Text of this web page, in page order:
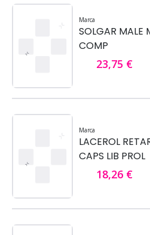
Marca
SOLGAR MALE
COMP
23,75 €
Marca
LACEROL
CAPS LIB PROL
18,26 €